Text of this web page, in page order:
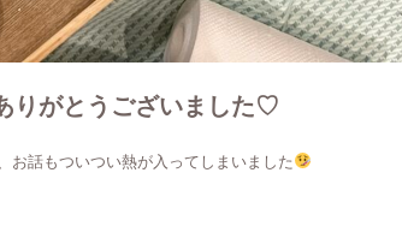
りがとうございました♡
お話もついつい熱が入ってしまいました